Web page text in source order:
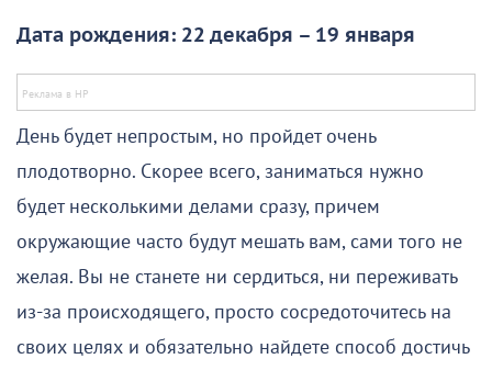
Дата рождения: 22 декабря – 19 января
День будет непростым, но пройдет очень
плодотворно. Скорее всего, заниматься нужно
будет несколькими делами сразу, причем
окружающие часто будут мешать вам, сами того не
желая. Вы не станете ни сердиться, ни переживать
из-за происходящего, просто сосредоточитесь на
своих целях и обязательно найдете способ достичь